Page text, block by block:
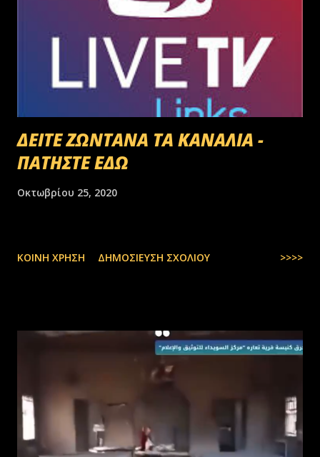
ΔΕΙΤΕ ΖΩΝΤΑΝΑ ΤΑ ΚΑΝΑΛΙΑ -
ΠΑΤΗΣΤΕ ΕΔΩ
Οκτωβρίου 25, 2020
ΚΟΙΝΉ ΧΡΉΣΗ ΔΗΜΟΣΊΕΥΣΗ ΣΧΟΛΊΟΥ >>>>